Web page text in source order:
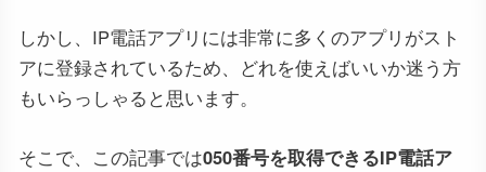
しかし、IP電話アプリには非常に多くのアプリがスト
アに登録されているため、どれを使えばいいか迷う方
もいらっしゃると思います。
そこで、この記事では050番号を取得できるIP電話ア